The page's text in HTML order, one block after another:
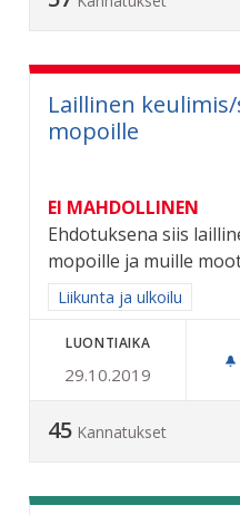
Laillinen
mopoille
EI MAHDOLLINEN
Ehdotuksena siis
mopoille ja muille
Rajaa tulokset aihepiirin
Liikunta ja ulkoilu
LUONTIAIKA
29.10.2019
45 Kannatukset